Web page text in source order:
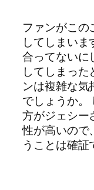
ファンがこの
してしまいま
合ってないに
してしまっ
ンは複雑な気
でしょうか。
方がジェシー
性が高いので
うことは確証